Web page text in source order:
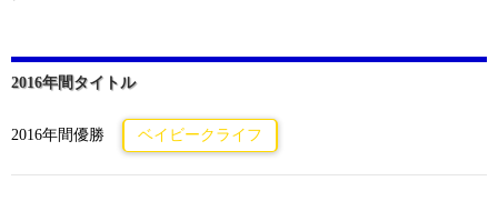
2016年間タイトル
2016年間優勝 ベイビークライフ